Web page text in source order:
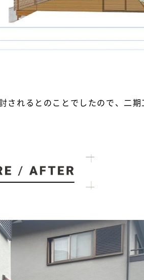
されるとのことでしたので、二